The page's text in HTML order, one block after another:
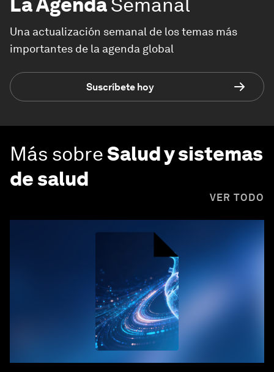
La AgendaSemanal
Una actualización semanal de los temas más
importantes de la agenda global
Suscríbete hoy
Más sobreSalud y sistemas
de salud
VER TODO